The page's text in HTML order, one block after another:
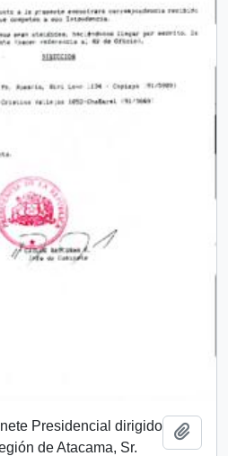
Presidencial dirigido
de Atacama, Sr.